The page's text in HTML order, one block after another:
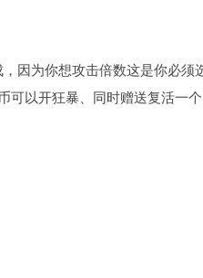
因为你想攻击倍数这是你必须
以开狂暴、同时赠送复活一个